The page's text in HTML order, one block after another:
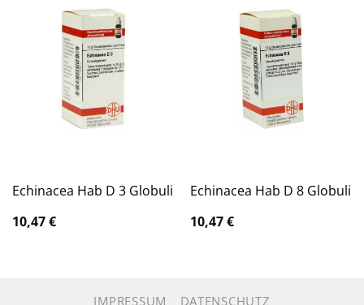
Echinacea Hab D 3 Globuli
10,47€
Echinacea Hab D 8 Globuli
10,47€
IMPRESSUM DATENSCHUTZ